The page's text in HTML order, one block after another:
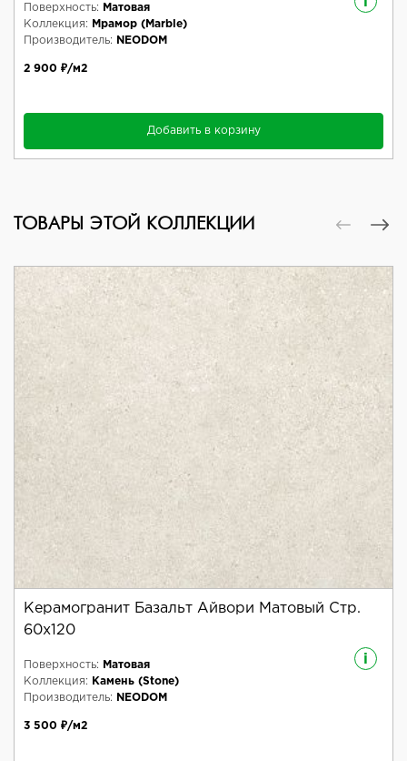
Поверхность:
Матовая
Коллекция:
Мрамор (Marble)
Производитель:
NEODOM
2 900 ₽/м2
Добавить в корзину
ТОВАРЫ ЭТОЙ КОЛЛЕКЦИИ
Керамогранит Базальт Айвори Матовый Стр.
60x120
i
Поверхность:
Матовая
Коллекция:
Камень (Stone)
Производитель:
NEODOM
3 500 ₽/м2